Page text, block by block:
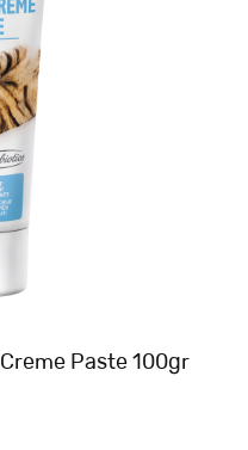
Paste 100gr